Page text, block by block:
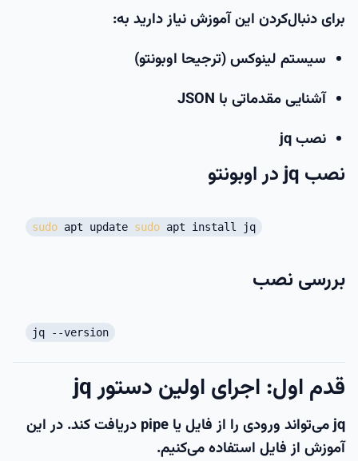
برای دنبال‌کردن این آموزش نیاز دارید به:
سیستم لینوکس (ترجیحا اوبونتو)
آشنایی مقدماتی با JSON
نصب jq
نصب jq در اوبونتو
sudo apt update sudo apt install jq
بررسی نصب
jq --version
قدم اول: اجرای اولین دستور jq
jq می‌تواند ورودی را از فایلیا pipe دریافت کند. در این
آموزش از فایل استفاده می‌کنیم.